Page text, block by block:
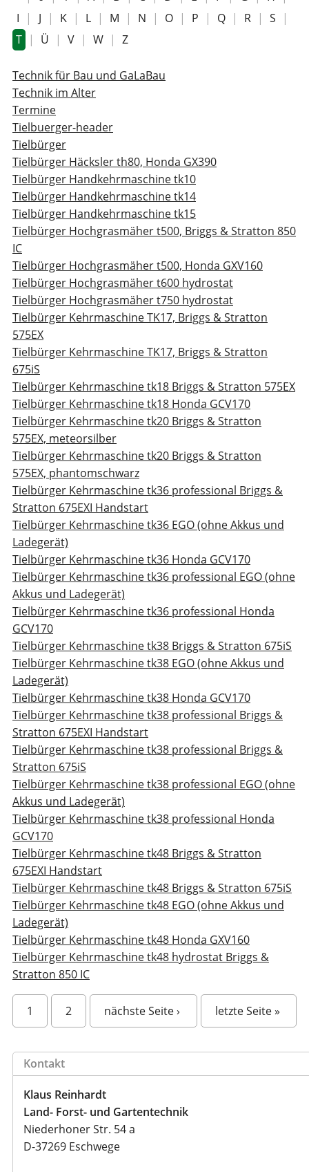
I
| J | K | L | M | N | O | P | Q | R | S
|
T | Ü | V | W | Z
Technik für Bau und GaLaBau
Technik im Alter
Termine
Tielbuerger-header
Tielbürger
Tielbürger Häcksler th80, Honda GX390
Tielbürger Handkehrmaschine tk10
Tielbürger Handkehrmaschine tk14
Tielbürger Handkehrmaschine tk15
Tielbürger Hochgrasmäher t500, Briggs & Stratton 850
IC
Tielbürger Hochgrasmäher t500, Honda GXV160
Tielbürger Hochgrasmäher t600 hydrostat
Tielbürger Hochgrasmäher t750 hydrostat
Tielbürger Kehrmaschine TK17, Briggs & Stratton
575EX
Tielbürger Kehrmaschine TK17, Briggs & Stratton
675iS
Tielbürger Kehrmaschine tk18 Briggs & Stratton 575EX
Tielbürger Kehrmaschine tk18 Honda GCV170
Tielbürger Kehrmaschine tk20 Briggs & Stratton
575EX, meteorsilber
Tielbürger Kehrmaschine tk20 Briggs & Stratton
575EX, phantomschwarz
Tielbürger Kehrmaschine tk36 professional Briggs &
Stratton 675EXI Handstart
Tielbürger Kehrmaschine tk36 EGO (ohne Akkus und
Ladegerät)
Tielbürger Kehrmaschine tk36 Honda GCV170
Tielbürger Kehrmaschine tk36 professional EGO (ohne
Akkus und Ladegerät)
Tielbürger Kehrmaschine tk36 professional Honda
GCV170
Tielbürger Kehrmaschine tk38 Briggs & Stratton 675iS
Tielbürger Kehrmaschine tk38 EGO (ohne Akkus und
Ladegerät)
Tielbürger Kehrmaschine tk38 Honda GCV170
Tielbürger Kehrmaschine tk38 professional Briggs &
Stratton 675EXI Handstart
Tielbürger Kehrmaschine tk38 professional Briggs &
Stratton 675iS
Tielbürger Kehrmaschine tk38 professional EGO (ohne
Akkus und Ladegerät)
Tielbürger Kehrmaschine tk38 professional Honda
GCV170
Tielbürger Kehrmaschine tk48 Briggs & Stratton
675EXI Handstart
Tielbürger Kehrmaschine tk48 Briggs & Stratton 675iS
Tielbürger Kehrmaschine tk48 EGO (ohne Akkus und
Ladegerät)
Tielbürger Kehrmaschine tk48 Honda GXV160
Tielbürger Kehrmaschine tk48 hydrostat Briggs &
Stratton 850 IC
S
e
t
e
1 2 nächste Seite › letzte Seite »
Kontakt
Klaus Reinhardt
Land- Forst- und Gartentechnik
Niederhoner Str. 54 a
D-37269 Eschwege